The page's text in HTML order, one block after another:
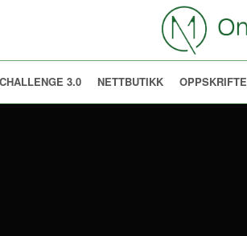
3.0 NETTBUTIKK